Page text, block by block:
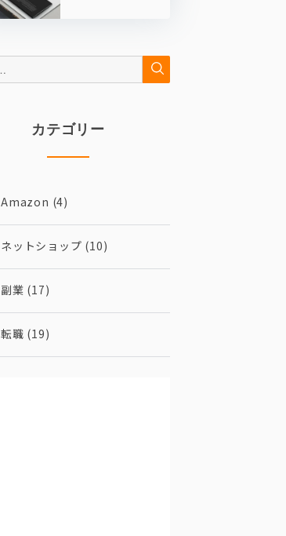
検
カテゴリー
Amazon (4)
ネットショップ (10)
副業 (17)
転職 (19)